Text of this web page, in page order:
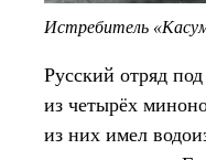
Истребитель
Русский отряд
из четырёх
из них имел